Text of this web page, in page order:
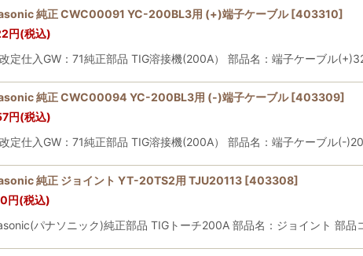
純正 CWC00091 YC-200BL3用 (+)端子ケーブル [403310]
円(税込)
定仕入GW：71純正部品 TIG溶接機(200A） 部品名：端子ケーブル
純正 CWC00094 YC-200BL3用 (-)端子ケーブル [403309]
円(税込)
定仕入GW：71純正部品 TIG溶接機(200A） 部品名：端子ケーブル(-
純正 ジョイント YT-20TS2用 TJU20113 [403308]
円(税込)
パナソニック)純正部品 TIGトーチ200A 部品名：ジョイント 部